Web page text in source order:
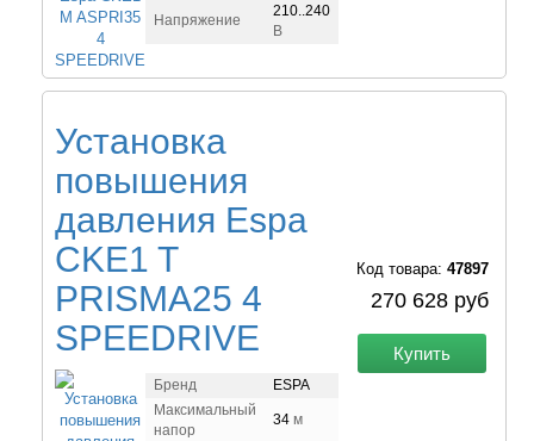
Напряжение
210..240
В
Установка
повышения
давления Espa
CKE1 T
PRISMA25 4
SPEEDRIVE
Код товара: 47897
270 628 руб
Купить
Бренд
ESPA
Максимальный
напор
34 м